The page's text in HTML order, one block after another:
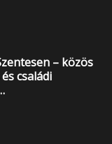
– közös
családi